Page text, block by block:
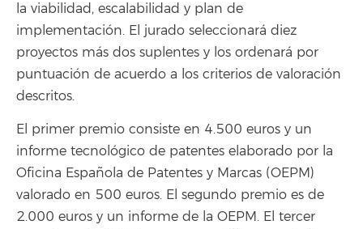
la viabilidad, escalabilidad y plan de
implementación. El jurado seleccionará diez
proyectos más dos suplentes y los ordenará por
puntuación de acuerdo a los criterios de valoración
descritos.
El primer premio consiste en 4.500 euros y un
informe tecnológico de patentes elaborado por la
Oficina Española de Patentes y Marcas (OEPM)
valorado en 500 euros. El segundo premio es de
2.000 euros y un informe de la OEPM. El tercer